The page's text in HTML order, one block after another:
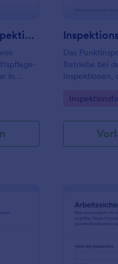
Landschaftspflege Ortinspektionsformular
in
Das
Betriebe bei
Inspektionen,
Weiterleitung
einheitlich
Go to